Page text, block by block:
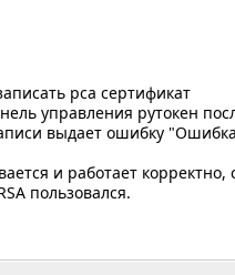
рса сертификат
управления рутокен
выдает ошибку
и работает
пользовался.